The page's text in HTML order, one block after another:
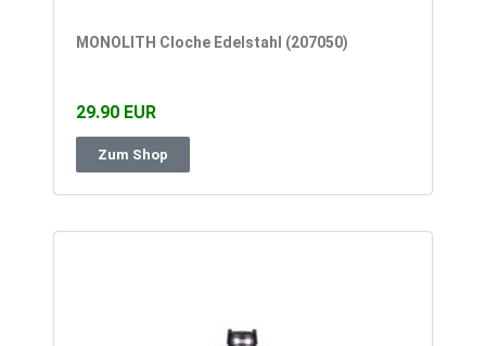
MONOLITH Cloche Edelstahl (207050)
29.90 EUR
Zum Shop